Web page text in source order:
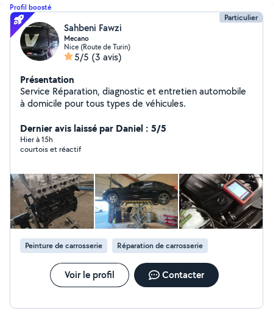
Profil boosté
Particulier
Sahbeni Fawzi
Mecano
Nice (Route de Turin)
5/5 (3 avis)
Présentation
Service Réparation, diagnostic et entretien automobile
à domicile pour tous types de véhicules.
Dernier avis laissé par Daniel : 5/5
Hier à 15h
courtois et réactif
Peinture de carrosserie Réparation de carrosserie
Voir le profil Contacter